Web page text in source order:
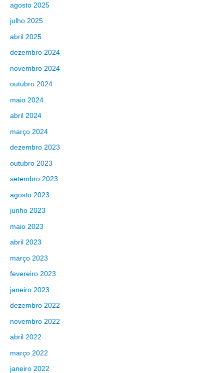
agosto 2025
julho 2025
abril 2025
dezembro 2024
novembro 2024
outubro 2024
maio 2024
abril 2024
março 2024
dezembro 2023
outubro 2023
setembro 2023
agosto 2023
junho 2023
maio 2023
abril 2023
março 2023
fevereiro 2023
janeiro 2023
dezembro 2022
novembro 2022
abril 2022
março 2022
janeiro 2022